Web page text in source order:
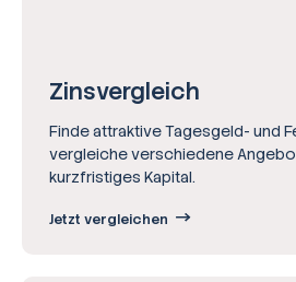
Zinsvergleich
Finde attraktive Tagesgeld- und
vergleiche verschiedene
kurzfristiges Kapital.
Jetzt vergleichen